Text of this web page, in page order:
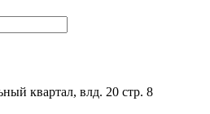
квартал, влд. 20 стр. 8